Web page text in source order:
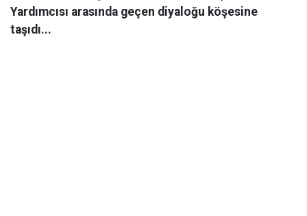
Yardımcısı arasında geçen diyaloğu köşesine
taşıdı...